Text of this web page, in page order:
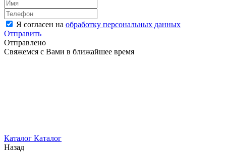
Я согласен на обработку персональных данных
Отправить
Отправлено
Свяжемся с Вами в ближайшее время
Каталог Каталог
Назад